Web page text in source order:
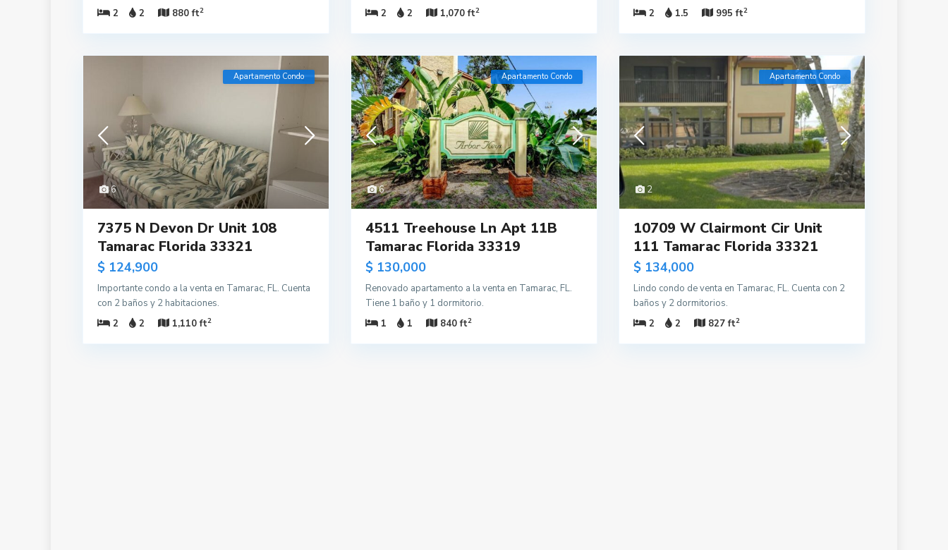
2
2 880 ft2
2
2 1,070 ft2
2
1.5 995 ft2
6
Apartamento Condo
7375 N Devon Dr Unit 108
Tamarac Florida 33321
$ 124,900
Importante condo a la venta en Tamarac, FL. Cuenta
con 2 baños y 2 habitaciones.
2
2 1,110 ft2
6
Apartamento Condo
4511 Treehouse Ln Apt 11B
Tamarac Florida 33319
$ 130,000
Renovado apartamento a la venta en Tamarac, FL.
Tiene 1 baño y 1 dormitorio.
1
1 840 ft2
2
Apartamento Condo
10709 W Clairmont Cir Unit
111 Tamarac Florida 33321
$ 134,000
Lindo condo de venta en Tamarac, FL. Cuenta con 2
baños y 2 dormitorios.
2
2 827 ft2